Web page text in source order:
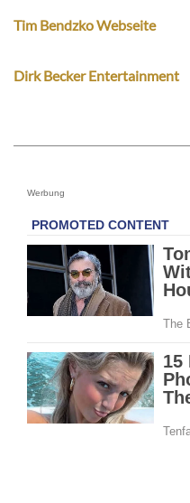
Tim Bendzko Webseite
Dirk Becker Entertainment
Werbung